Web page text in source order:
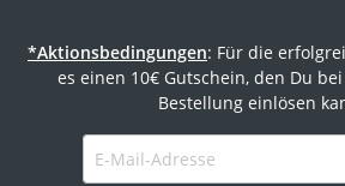
*Aktionsbedingungen: Für die
es einen 10€ Gutschein, den Du
Bestellung einlösen